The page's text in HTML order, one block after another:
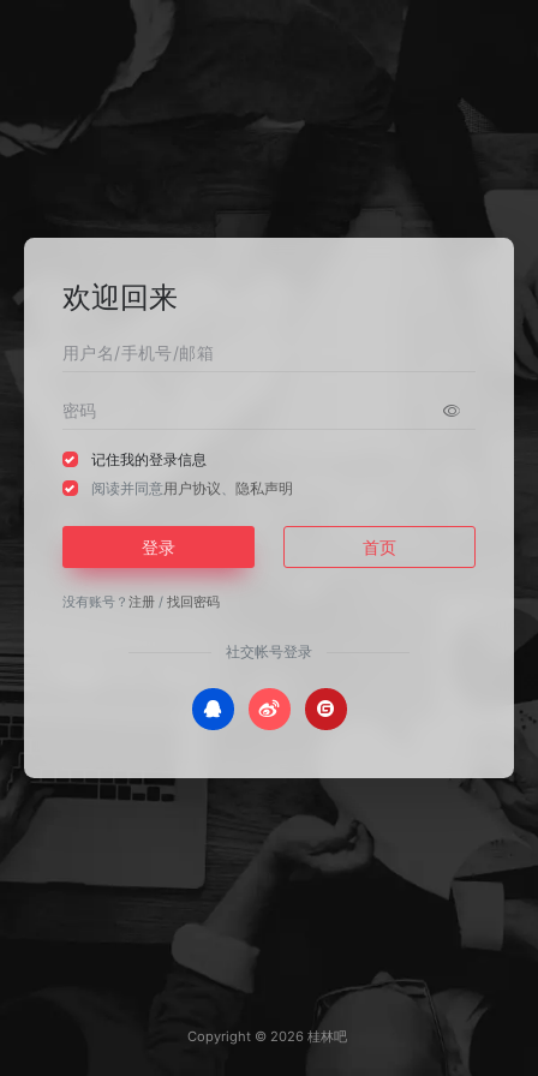
欢迎回来
记住我的登录信息
阅读并同意用户协议 隐私声明
登录 首页
没有账号？ 注册 / 找回密码
社交帐号登录
Copyright © 2026 桂林吧